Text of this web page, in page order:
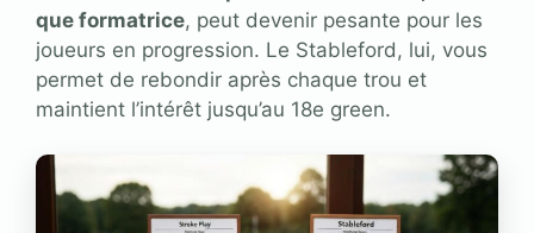
que formatrice, peut devenir pesante pour les
joueurs en progression. Le Stableford, lui, vous
permet de rebondir après chaque trou et
maintient l’intérêt jusqu’au 18e green.